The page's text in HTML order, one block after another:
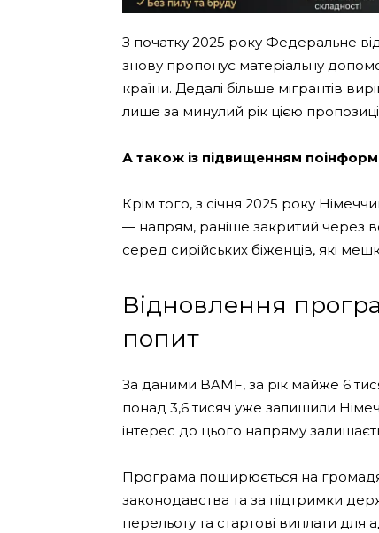
З початку 2025 року Федеральне
знову пропонує матеріальну
країни. Дедалі більше мігрантів
лише за минулий рік цією
А також із підвищенням
Крім того, з січня 2025 року
— напрям, раніше закритий через
серед сирійських біженців, які
Відновлення
попит
За даними BAMF, за рік майже 6
понад 3,6 тисяч уже залишили
інтерес до цього напряму
Програма поширюється на
законодавства та за підтримки
перельоту та стартові виплати для